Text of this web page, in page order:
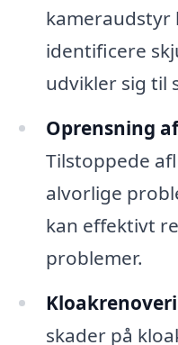
kameraudstyr
identificere
udvikler sig til
Oprensning
Tilstoppede
alvorlige
kan effektivt
problemer.
skader på